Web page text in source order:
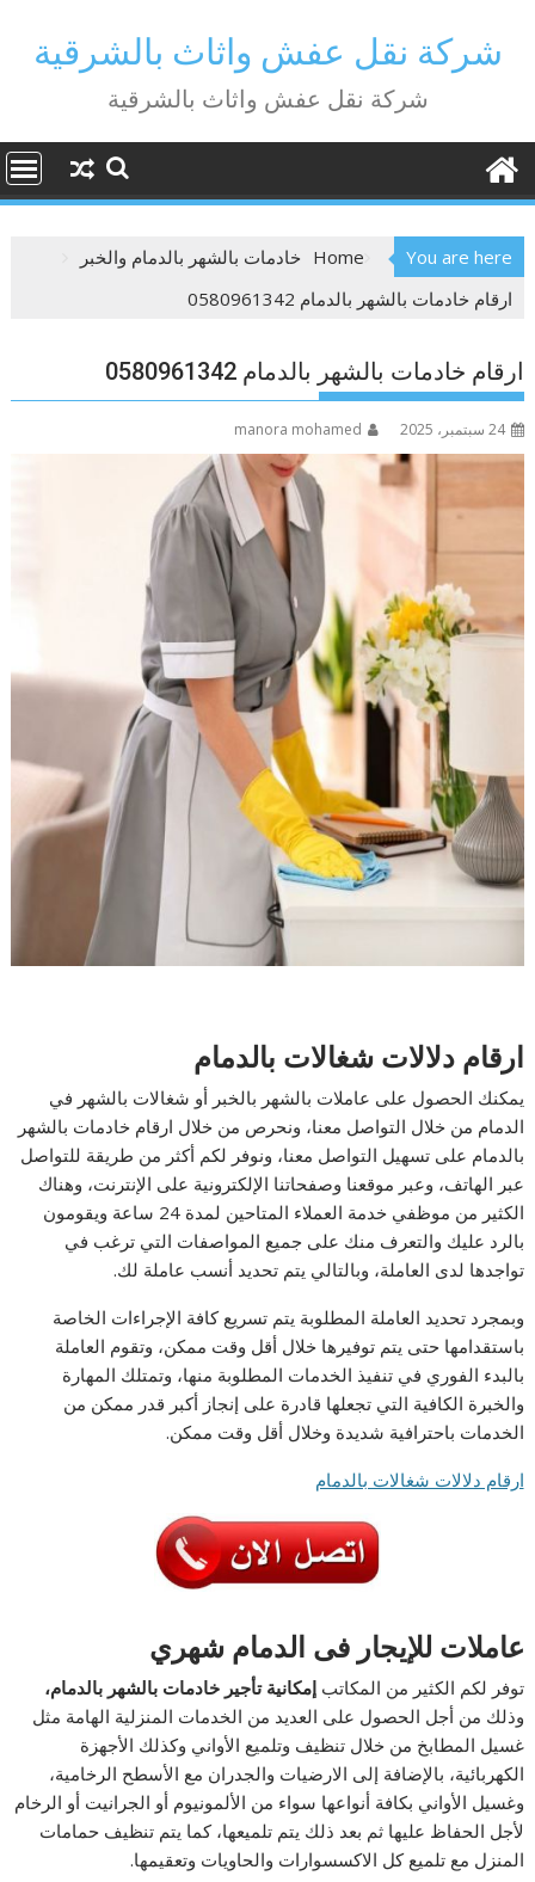
contentشركة نقل عفش واثاث بالشرقية
شركة نقل عفش واثاث بالشرقية
You are here
Home خادمات بالشهر بالدمام والخبر
ارقام خادمات بالشهر بالدمام 0580961342
ارقام خادمات بالشهر بالدمام 0580961342
24 سبتمبر، 2025 manora mohamed
ارقام دلالات شغالات بالدمام
يمكنك الحصول على عاملات بالشهر بالخبر أو شغالات بالشهر في
الدمام من خلال التواصل معنا، ونحرص من خلال ارقام خادمات بالشهر
بالدمام على تسهيل التواصل معنا، ونوفر لكم أكثر من طريقة للتواصل
عبر الهاتف، وعبر موقعنا وصفحاتنا الإلكترونية على الإنترنت، وهناك
الكثير من موظفي خدمة العملاء المتاحين لمدة 24 ساعة ويقومون
بالرد عليك والتعرف منك على جميع المواصفات التي ترغب في
تواجدها لدى العاملة، وبالتالي يتم تحديد أنسب عاملة لك.
وبمجرد تحديد العاملة المطلوبة يتم تسريع كافة الإجراءات الخاصة
باستقدامها حتى يتم توفيرها خلال أقل وقت ممكن، وتقوم العاملة
بالبدء الفوري في تنفيذ الخدمات المطلوبة منها، وتمتلك المهارة
والخبرة الكافية التي تجعلها قادرة على إنجاز أكبر قدر ممكن من
الخدمات باحترافية شديدة وخلال أقل وقت ممكن.
ارقام دلالات شغالات بالدمام
عاملات للإيجار فى الدمام شهري
توفر لكم الكثير من المكاتبإمكانية تأجير خادمات بالشهر بالدمام،
وذلك من أجل الحصول على العديد من الخدمات المنزلية الهامة مثل
غسيل المطابخ من خلال تنظيف وتلميع الأواني وكذلك الأجهزة
الكهربائية، بالإضافة إلى الارضيات والجدران مع الأسطح الرخامية،
وغسيل الأواني بكافة أنواعها سواء من الألمونيوم أو الجرانيت أو الرخام
لأجل الحفاظ عليها ثم بعد ذلك يتم تلميعها، كما يتم تنظيف حمامات
المنزل مع تلميع كل الاكسسوارات والحاويات وتعقيمها.